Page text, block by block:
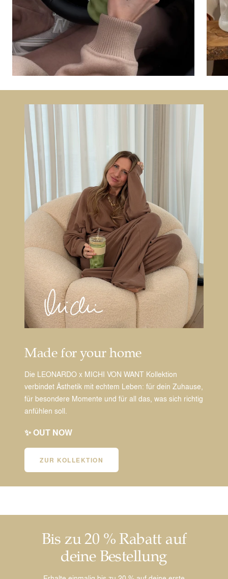
Made for your home
Die LEONARDO x MICHI VON WANT Kollektion
verbindet Ästhetik mit echtem Leben: für dein Zuhause,
für besondere Momente und für all das, was sich richtig
anfühlen soll.
✨ OUT NOW
ZUR KOLLEKTION
Bis zu 20 % Rabatt auf
deine Bestellung